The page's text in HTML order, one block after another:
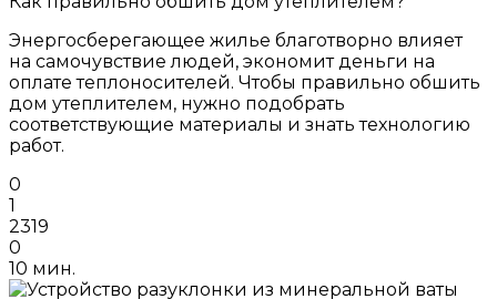
Энергосберегающее жилье благотворно влияет
на самочувствие людей, экономит деньги на
оплате теплоносителей. Чтобы правильно обшить
дом утеплителем, нужно подобрать
соответствующие материалы и знать технологию
работ.
0
1
2319
0
10 мин.